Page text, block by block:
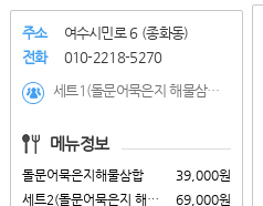
주소
여수시민로 6 (종화동)
전화
010-2218-5270
세트1(돌문어묵은지 해물삼합+딱새우회(소)+음료수, 세트2(돌문어묵은지 해물삼합+딱새우회(대)+음료수, 돌문어묵은지해물삼합, 딱새우회, 모듬숙회(갑,문,소), 갑오징어숙회, 문어숙회, 소라숙회, 서대회무침, 낙지탕탕이, 연포탕, 갑오징어무침, 해물라면, 전복버터구이, 새우버터구이, 해삼
메뉴정보
돌문어묵은지해물삼합
39,000원
세트2(돌문어묵은지 해물삼합+딱새우회(대)+음료수
69,000원